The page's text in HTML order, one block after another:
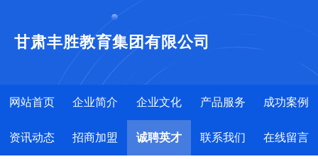
甘肃丰胜教育集团有限公司
网站首页 企业简介 企业文化 产品服务 成功案例
资讯动态 招商加盟 诚聘英才 联系我们 在线留言